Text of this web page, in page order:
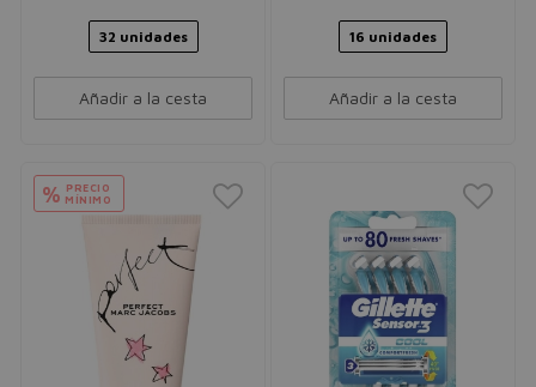
32 unidades
Añadir a la cesta
16 unidades
Añadir a la cesta
% PRECIO
MÍNIMO